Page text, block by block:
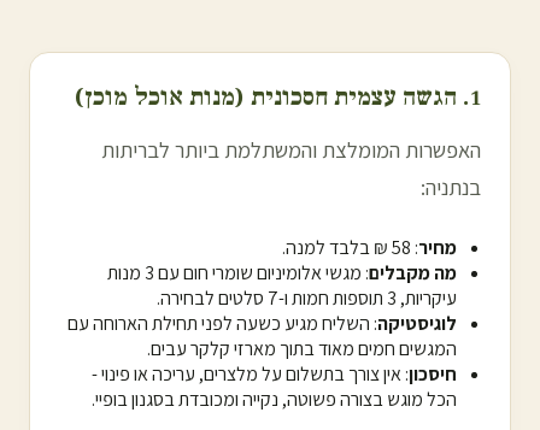
1. הגשה עצמית חסכונית (מנות אוכל מוכן)
האפשרות המומלצת והמשתלמת ביותר לבריתות
בנתניה:
מחיר: 58 ₪ בלבד למנה.
מה מקבלים
: מגשי אלומיניום שומרי חום עם 3 מנות
עיקריות, 3 תוספות חמות ו-7 סלטים לבחירה.
לוגיסטיקה: השליח מגיע כשעה לפני תחילת הארוחה עם
המגשים חמים מאוד בתוך מארזי קלקר עבים.
חיסכון: אין צורך בתשלום על מלצרים, עריכה או פינוי -
הכל מוגש בצורה פשוטה, נקייה ומכובדת בסגנון בופיי.